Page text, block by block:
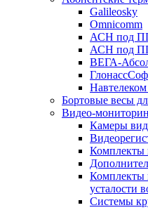
Galileosky
Omnicomm
АСН под
АСН под
ВЕГА-
Бортовые весы
Видео-
Камеры
Комплекты
Комплекты
усталости
Системы